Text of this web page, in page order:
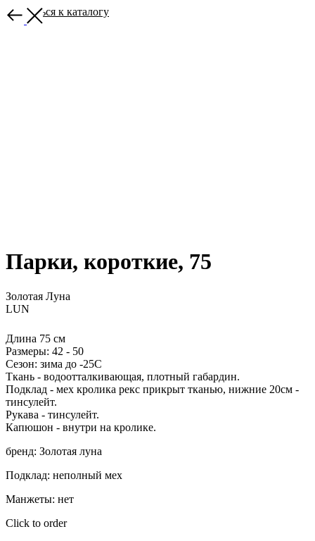
Вернуться к каталогу
Парки, короткие, 75
Золотая Луна
LUN
Длина 75 см
Размеры: 42 - 50
Сезон: зима до -25С
Ткань - водоотталкивающая, плотный габардин.
Подклад - мех кролика рекс прикрыт тканью, нижние 20см -
тинсулейт.
Рукава - тинсулейт.
Капюшон - внутри на кролике.
бренд: Золотая луна
Подклад: неполный мех
Манжеты: нет
Click to order